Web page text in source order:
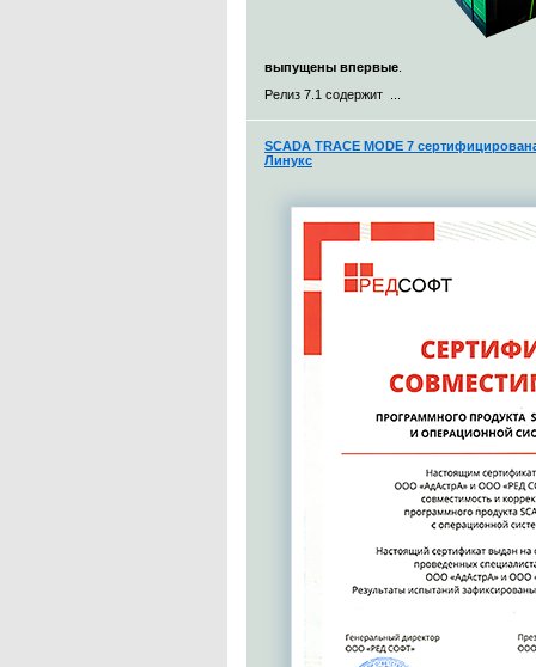
выпущены впервые
Релиз 7.1 содержит ...
SCADA TRACE MODE 7
Линукс